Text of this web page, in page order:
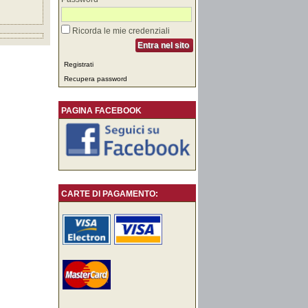
Ricorda le mie credenziali
Entra nel sito
Registrati
Recupera password
PAGINA FACEBOOK
CARTE DI PAGAMENTO: